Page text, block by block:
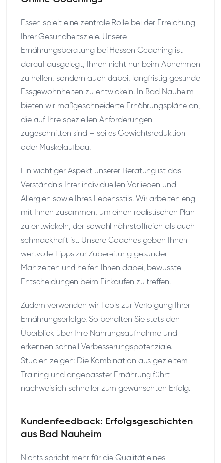
Essen spielt eine zentrale Rolle bei der Erreichung
Ihrer Gesundheitsziele. Unsere
Ernährungsberatung bei Hessen Coaching ist
darauf ausgelegt, Ihnen nicht nur beim Abnehmen
zu helfen, sondern auch dabei, langfristig gesunde
Essgewohnheiten zu entwickeln. In Bad Nauheim
bieten wir maßgeschneiderte Ernährungspläne an,
die auf Ihre speziellen Anforderungen
zugeschnitten sind – sei es Gewichtsreduktion
oder Muskelaufbau.
Ein wichtiger Aspekt unserer Beratung ist das
Verständnis Ihrer individuellen Vorlieben und
Allergien sowie Ihres Lebensstils. Wir arbeiten eng
mit Ihnen zusammen, um einen realistischen Plan
zu entwickeln, der sowohl nährstoffreich als auch
schmackhaft ist. Unsere Coaches geben Ihnen
wertvolle Tipps zur Zubereitung gesunder
Mahlzeiten und helfen Ihnen dabei, bewusste
Entscheidungen beim Einkaufen zu treffen.
Zudem verwenden wir Tools zur Verfolgung Ihrer
Ernährungserfolge. So behalten Sie stets den
Überblick über Ihre Nahrungsaufnahme und
erkennen schnell Verbesserungspotenziale.
Studien zeigen: Die Kombination aus gezieltem
Training und angepasster Ernährung führt
nachweislich schneller zum gewünschten Erfolg.
Kundenfeedback: Erfolgsgeschichten
aus Bad Nauheim
Nichts spricht mehr für die Qualität eines